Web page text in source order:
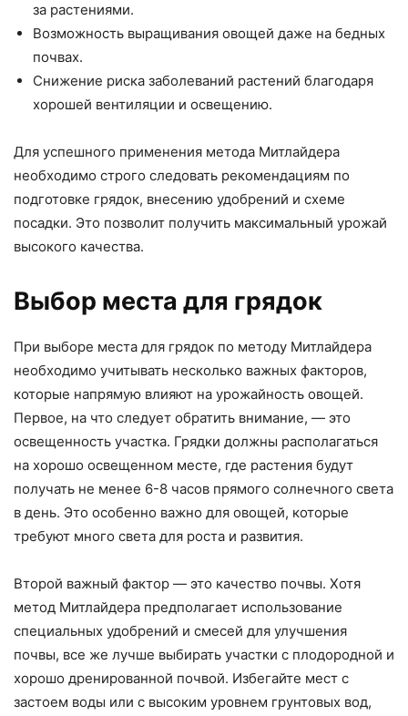
за растениями.
Возможность выращивания овощей даже на бедных
почвах.
Снижение риска заболеваний растений благодаря
хорошей вентиляции и освещению.
Для успешного применения метода Митлайдера
необходимо строго следовать рекомендациям по
подготовке грядок, внесению удобрений и схеме
посадки. Это позволит получить максимальный урожай
высокого качества.
Выбор места для грядок
При выборе места для грядок по методу Митлайдера
необходимо учитывать несколько важных факторов,
которые напрямую влияют на урожайность овощей.
Первое, на что следует обратить внимание, — это
освещенность участка. Грядки должны располагаться
на хорошо освещенном месте, где растения будут
получать не менее 6-8 часов прямого солнечного света
в день. Это особенно важно для овощей, которые
требуют много света для роста и развития.
Второй важный фактор — это качество почвы. Хотя
метод Митлайдера предполагает использование
специальных удобрений и смесей для улучшения
почвы, все же лучше выбирать участки с плодородной и
хорошо дренированной почвой. Избегайте мест с
застоем воды или с высоким уровнем грунтовых вод,